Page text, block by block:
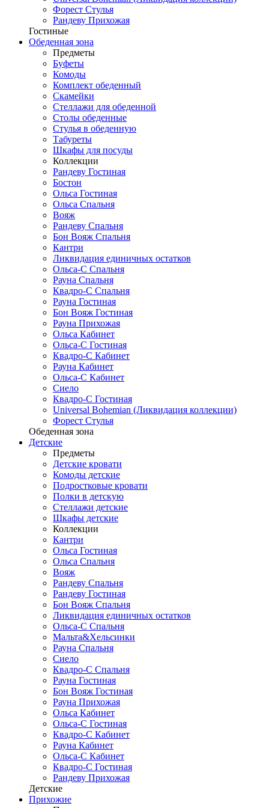
Форест Стулья
Рандеву Прихожая
Гостиные
Обеденная зона
Предметы
Буфеты
Комоды
Комплект обеденный
Скамейки
Стеллажи для обеденной
Столы обеденные
Стулья в обеденную
Табуреты
Шкафы для посуды
Коллекции
Рандеву Гостиная
Бостон
Ольса Гостиная
Ольса Спальня
Вояж
Рандеву Спальня
Бон Вояж Спальня
Кантри
Ликвидация единичных остатков
Ольса-С Спальня
Рауна Спальня
Квадро-С Спальня
Рауна Гостиная
Бон Вояж Гостиная
Рауна Прихожая
Ольса Кабинет
Ольса-С Гостиная
Квадро-С Кабинет
Рауна Кабинет
Ольса-С Кабинет
Сиело
Квадро-С Гостиная
Universal Bohemian (Ликвидация коллекции)
Форест Стулья
Обеденная зона
Детские
Предметы
Детские кровати
Комоды детские
Подростковые кровати
Полки в детскую
Стеллажи детские
Шкафы детские
Коллекции
Кантри
Ольса Гостиная
Ольса Спальня
Вояж
Рандеву Спальня
Рандеву Гостиная
Бон Вояж Спальня
Ликвидация единичных остатков
Ольса-С Спальня
Мальта&Хельсинки
Рауна Спальня
Сиело
Квадро-С Спальня
Рауна Гостиная
Бон Вояж Гостиная
Рауна Прихожая
Ольса Кабинет
Ольса-С Гостиная
Квадро-С Кабинет
Рауна Кабинет
Ольса-С Кабинет
Квадро-С Гостиная
Рандеву Прихожая
Детские
Прихожие